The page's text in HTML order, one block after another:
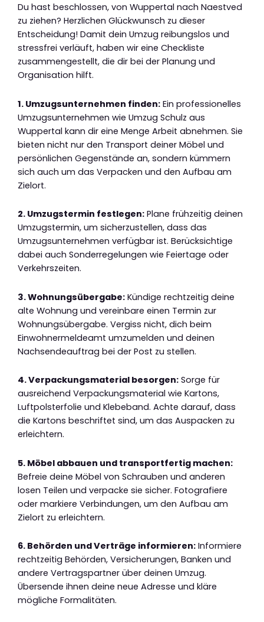
Du hast beschlossen, von Wuppertal nach Naestved
zu ziehen? Herzlichen Glückwunsch zu dieser
Entscheidung! Damit dein Umzug reibungslos und
stressfrei verläuft, haben wir eine Checkliste
zusammengestellt, die dir bei der Planung und
Organisation hilft.
1. Umzugsunternehmen finden: Ein professionelles
Umzugsunternehmen wie Umzug Schulz aus
Wuppertal kann dir eine Menge Arbeit abnehmen. Sie
bieten nicht nur den Transport deiner Möbel und
persönlichen Gegenstände an, sondern kümmern
sich auch um das Verpacken und den Aufbau am
Zielort.
2. Umzugstermin festlegen: Plane frühzeitig deinen
Umzugstermin, um sicherzustellen, dass das
Umzugsunternehmen verfügbar ist. Berücksichtige
dabei auch Sonderregelungen wie Feiertage oder
Verkehrszeiten.
3. Wohnungsübergabe: Kündige rechtzeitig deine
alte Wohnung und vereinbare einen Termin zur
Wohnungsübergabe. Vergiss nicht, dich beim
Einwohnermeldeamt umzumelden und deinen
Nachsendeauftrag bei der Post zu stellen.
4. Verpackungsmaterial besorgen: Sorge für
ausreichend Verpackungsmaterial wie Kartons,
Luftpolsterfolie und Klebeband. Achte darauf, dass
die Kartons beschriftet sind, um das Auspacken zu
erleichtern.
5. Möbel abbauen und transportfertig machen:
Befreie deine Möbel von Schrauben und anderen
losen Teilen und verpacke sie sicher. Fotografiere
oder markiere Verbindungen, um den Aufbau am
Zielort zu erleichtern.
6. Behörden und Verträge informieren: Informiere
rechtzeitig Behörden, Versicherungen, Banken und
andere Vertragspartner über deinen Umzug.
Übersende ihnen deine neue Adresse und kläre
mögliche Formalitäten.